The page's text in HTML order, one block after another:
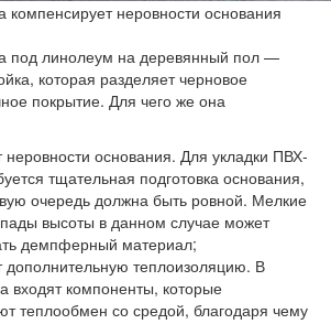
компенсирует неровности основания
под линолеум на деревянный пол —
которая разделяет черновое
покрытие. Для чего же она
основания. Для укладки ПВХ-
тщательная подготовка основания,
очередь должна быть ровной. Мелкие
высоты в данном случае может
демпферный материал;
дополнительную теплоизоляцию. В
входят компоненты, которые
теплообмен со средой, благодаря чему